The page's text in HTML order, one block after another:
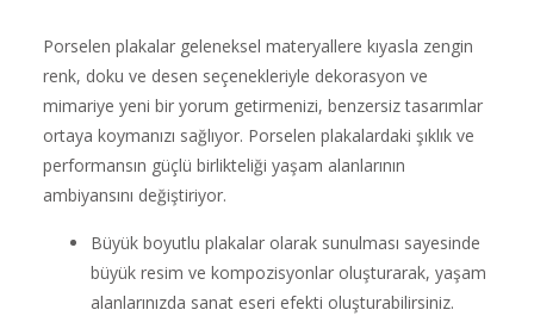
Porselen plakalar geleneksel materyallere kıyasla zengin
renk, doku ve desen seçenekleriyle dekorasyon ve
mimariye yeni bir yorum getirmenizi, benzersiz tasarımlar
ortaya koymanızı sağlıyor. Porselen plakalardaki şıklık ve
performansın güçlü birlikteliği yaşam alanlarının
ambiyansını değiştiriyor.
Büyük boyutlu plakalar olarak sunulması sayesinde
büyük resim ve kompozisyonlar oluşturarak, yaşam
alanlarınızda sanat eseri efekti oluşturabilirsiniz.